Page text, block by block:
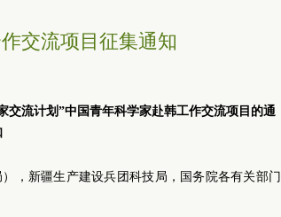
交流项目征集通知
交流计划”中国青年科学家赴韩工作交流项目的通
，新疆生产建设兵团科技局，国务院各有关部门